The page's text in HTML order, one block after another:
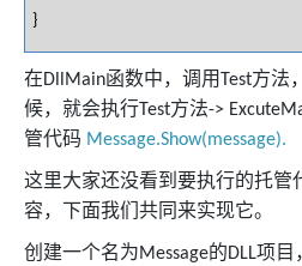
}
在DllMain函数中，调用 Test方法
候，就会执行Test方法->
管代码 Message.Show(message).
这里大家还没看到要执行的托管
容，下面我们共同来实现它。
创建一个名为Message的DLL项目